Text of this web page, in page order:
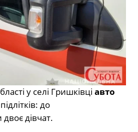
у селі Гришківці авто
підлітків: до
дівчат.